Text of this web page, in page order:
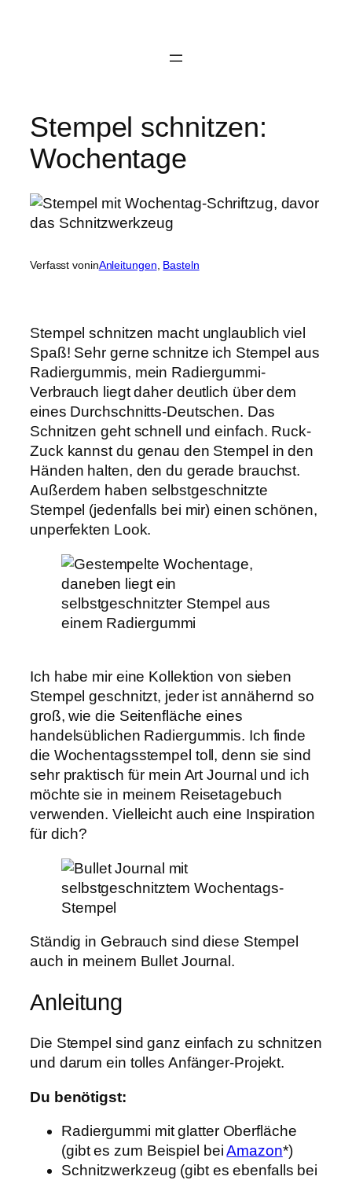
Stempel schnitzen:
Wochentage
Verfasst voninAnleitungen, Basteln
Stempel schnitzen macht unglaublich viel
Spaß! Sehr gerne schnitze ich Stempel aus
Radiergummis, mein Radiergummi-
Verbrauch liegt daher deutlich über dem
eines Durchschnitts-Deutschen. Das
Schnitzen geht schnell und einfach. Ruck-
Zuck kannst du genau den Stempel in den
Händen halten, den du gerade brauchst.
Außerdem haben selbstgeschnitzte
Stempel (jedenfalls bei mir) einen schönen,
unperfekten Look.
Ich habe mir eine Kollektion von sieben
Stempel geschnitzt, jeder ist annähernd so
groß, wie die Seitenfläche eines
handelsüblichen Radiergummis. Ich finde
die Wochentagsstempel toll, denn sie sind
sehr praktisch für mein Art Journal und ich
möchte sie in meinem Reisetagebuch
verwenden. Vielleicht auch eine Inspiration
für dich?
Ständig in Gebrauch sind diese Stempel
auch in meinem Bullet Journal.
Anleitung
Die Stempel sind ganz einfach zu schnitzen
und darum ein tolles Anfänger-Projekt.
Du benötigst:
Radiergummi mit glatter Oberfläche
(gibt es zum Beispiel beiAmazon*)
Schnitzwerkzeug (gibt es ebenfalls bei